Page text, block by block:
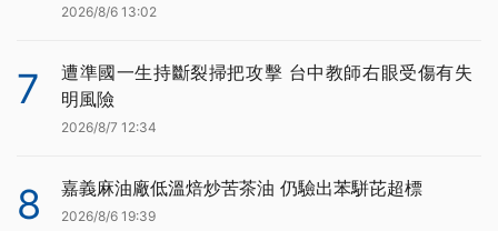
2026/8/6 13:02
7
遭準國一生持斷裂掃把攻擊 台中教師右眼受傷有失
明風險
2026/8/7 12:34
8 嘉義麻油廠低溫焙炒苦茶油 仍驗出苯駢芘超標
2026/8/6 19:39